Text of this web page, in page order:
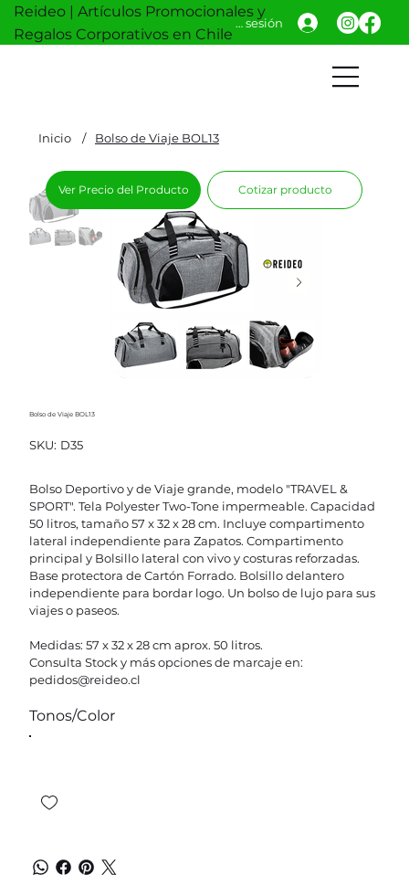
Reideo | Artículos Promocionales y
Regalos Corporativos en Chile
Iniciar sesión
Inicio / Bolso de Viaje BOL13
Bolso de Viaje BOL13
SKU: SKU
D35
D35
Bolso Deportivo y de Viaje grande, modelo "TRAVEL &
SPORT". Tela Polyester Two-Tone impermeable. Capacidad
50 litros, tamaño 57 x 32 x 28 cm. Incluye compartimento
lateral independiente para Zapatos. Compartimento
principal y Bolsillo lateral con vivo y costuras reforzadas.
Base protectora de Cartón Forrado. Bolsillo delantero
independiente para bordar logo. Un bolso de lujo para sus
viajes o paseos.
Medidas: 57 x 32 x 28 cm aprox. 50 litros.
Consulta Stock y más opciones de marcaje en:
pedidos@reideo.cl
Tonos/Color
Ver Precio del Producto Cotizar producto